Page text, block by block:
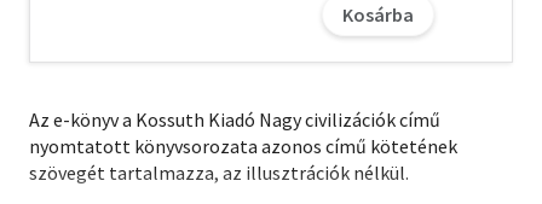
Kosárba
Az e-könyv a Kossuth Kiadó Nagy civilizációk című
nyomtatott könyvsorozata azonos című kötetének
szövegét tartalmazza, az illusztrációk nélkül.